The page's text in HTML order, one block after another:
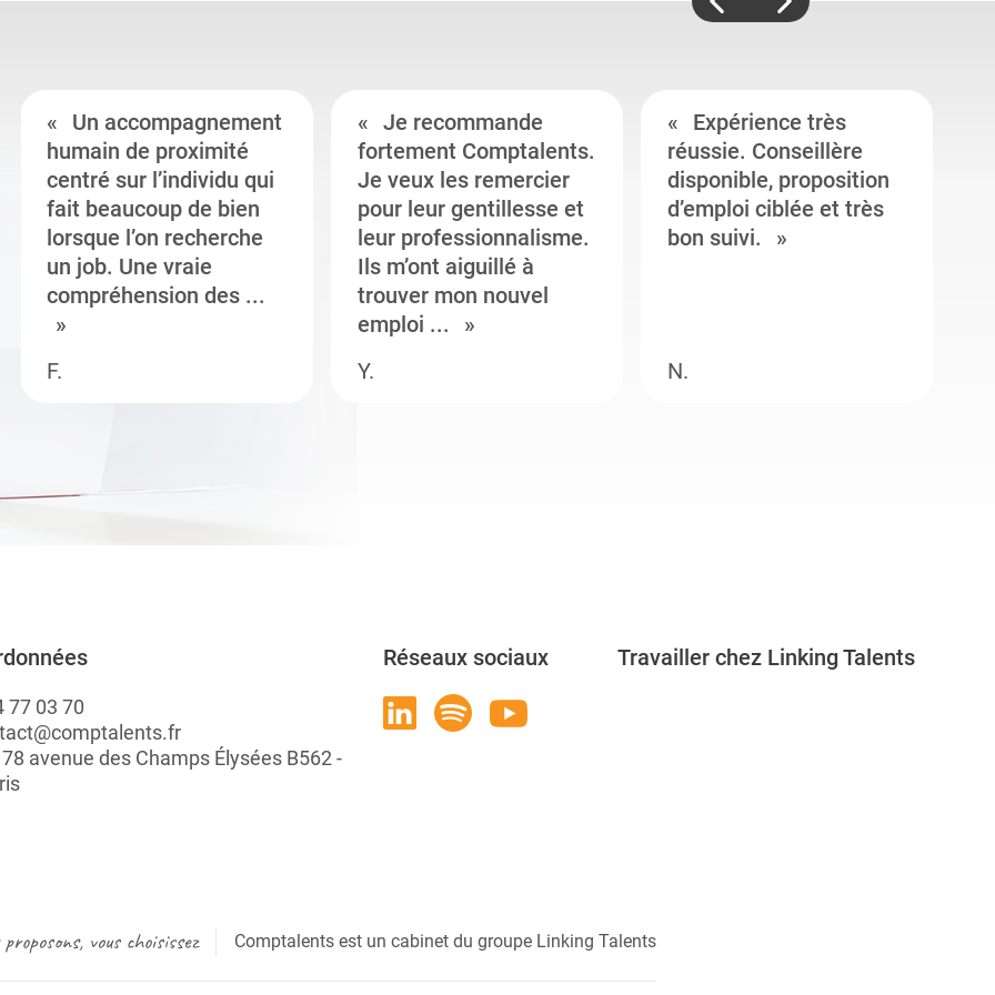
Un accompagnement
humain de proximité
centré sur l’individu qui
fait beaucoup de bien
lorsque l’on recherche
un job. Une vraie
compréhension des ...
F.
Je recommande
fortement Comptalents.
Je veux les remercier
pour leur gentillesse et
leur professionnalisme.
Ils m’ont aiguillé à
trouver mon nouvel
emploi ...
Y.
Expérience très
réussie. Conseillère
disponible, proposition
d’emploi ciblée et très
bon suivi.
N.
77 03 70
avenue des Champs Élysées B562 -
Réseaux sociaux Travailler chez Linking Talents
vous choisissez Comptalents est un cabinet du groupe Linking Talents